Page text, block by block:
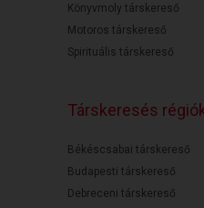
Könyvmoly társkereső
Motoros társkereső
Spirituális társkereső
Társkeresés
Békéscsabai társkereső
Budapesti társkereső
Debreceni társkereső